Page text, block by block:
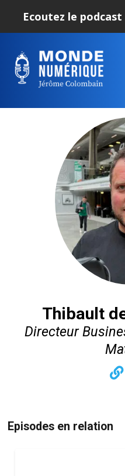
Ecoutez le podcast
Thibault
Directeur
Episodes en relation